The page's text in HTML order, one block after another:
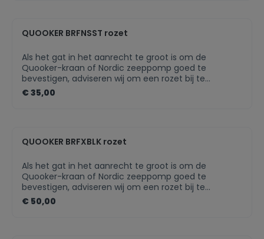
QUOOKER BRFNSST rozet
Als het gat in het aanrecht te groot is om de
Quooker-kraan of Nordic zeeppomp goed te
bevestigen, adviseren wij om een rozet bij te
bestellen. Als het keukenblad van te dun materiaal is
gemaakt, zal een rozet voor extra draagvlak zorgen.
beschikbaarNette afwerking van jouw Quooker-
€ 35,00
QUOOKER BRFXBLK rozet
Als het gat in het aanrecht te groot is om de
Quooker-kraan of Nordic zeeppomp goed te
bevestigen, adviseren wij om een rozet bij te
bestellen. Als het keukenblad van te dun materiaal is
gemaakt, zal een rozet voor extra draagvlak zorgen.
€ 50,00